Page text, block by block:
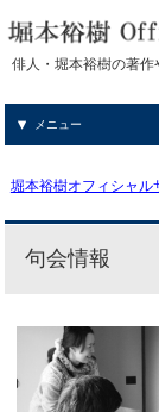
俳人・堀本裕樹の著作
メニュー
堀本裕樹オフィシャル
句会情報